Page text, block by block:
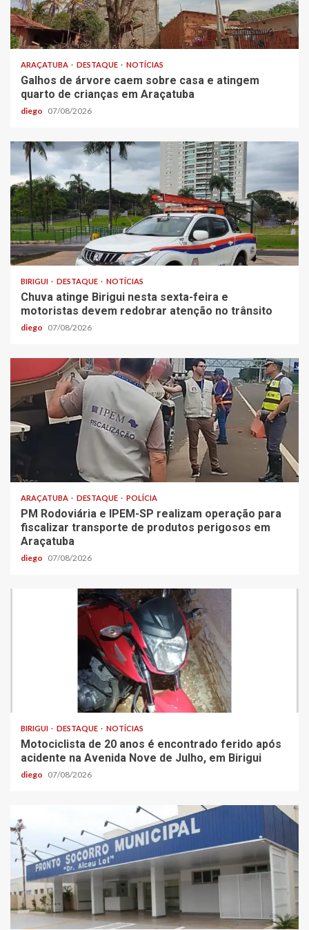
ARAÇATUBA DESTAQUE NOTÍCIAS
Galhos de árvore caem sobre casa e atingem
quarto de crianças em Araçatuba
diego 07/08/2026
BIRIGUI DESTAQUE NOTÍCIAS
Chuva atinge Birigui nesta sexta-feira e
motoristas devem redobrar atenção no trânsito
diego 07/08/2026
ARAÇATUBA DESTAQUE POLÍCIA
PM Rodoviária e IPEM-SP realizam operação para
fiscalizar transporte de produtos perigosos em
Araçatuba
diego 07/08/2026
BIRIGUI DESTAQUE NOTÍCIAS
Motociclista de 20 anos é encontrado ferido após
acidente na Avenida Nove de Julho, em Birigui
diego 07/08/2026